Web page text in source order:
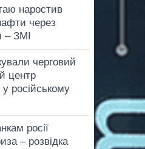
наростив
через
– ЗМІ
черговий
центр
російському
росії
– розвідка